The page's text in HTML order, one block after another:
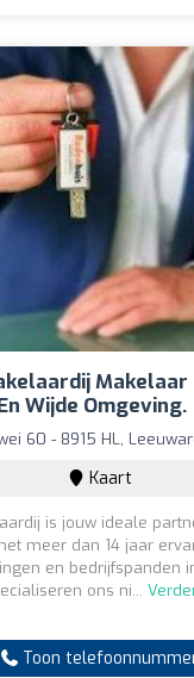
Makelaar
Wijde Omgeving.
60 - 8915 HL,
Kaart
is jouw ideale
meer dan 14 jaar
en bedrijfspanden
ons ni...
Toon